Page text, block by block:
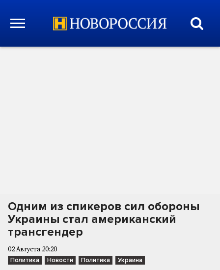
Одним из спикеров сил обороны
Украины стал американский
трансгендер
02 Августа 20:20
Политика Новости Политика Украина